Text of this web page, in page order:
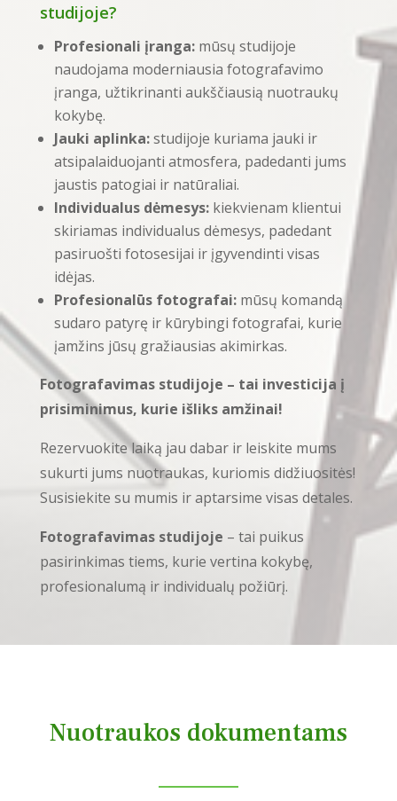
studijoje?
Profesionali įranga:mūsų studijoje
naudojama moderniausia fotografavimo
įranga, užtikrinanti aukščiausią nuotraukų
kokybę.
Jauki aplinka:studijoje kuriama jauki ir
atsipalaiduojanti atmosfera, padedanti jums
jaustis patogiai ir natūraliai.
Individualus dėmesys:kiekvienam klientui
skiriamas individualus dėmesys, padedant
pasiruošti fotosesijai ir įgyvendinti visas
idėjas.
Profesionalūs fotografai:mūsų komandą
sudaro patyrę ir kūrybingi fotografai, kurie
įamžins jūsų gražiausias akimirkas.
Fotografavimas studijoje – tai investicija į
prisiminimus, kurie išliks amžinai!
Rezervuokite laiką jau dabar ir leiskite mums
sukurti jums nuotraukas, kuriomis didžiuositės!
Susisiekite su mumis ir aptarsime visas detales.
Fotografavimas studijoje – tai puikus
pasirinkimas tiems, kurie vertina kokybę,
profesionalumą ir individualų požiūrį.
Nuotraukos dokumentams